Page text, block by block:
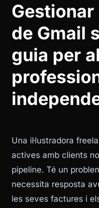
de Gmail
guia per al
Una il·lustradora
actives amb clients
pipeline. Té un
necessita resposta
les seves factures i